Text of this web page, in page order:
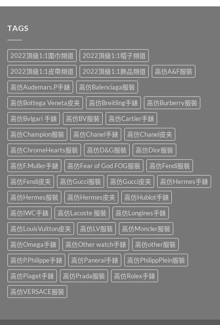
TAGS
2022頂級1:1圍巾頻道
2022頂級1:1帽子頻道
2022頂級1:1皮帶頻道
2022頂級1:1飾品頻道
高仿A&F服裝
高仿Audemars.P手錶
高仿Balenciaga服裝
高仿Bottega Veneta皮夹
高仿Breitling手錶
高仿Burberry服裝
高仿Bvlgari 手錶
高仿BV服裝
高仿Cartier手錶
高仿Champion服裝
高仿Chanel手錶
高仿Chanel皮夹
高仿ChromeHearts服裝
高仿D&G服裝
高仿Dior服裝
高仿F.Muller手錶
高仿Fear of God FOG服裝
高仿Fendi服裝
高仿Fendi皮夹
高仿Gucci服裝 高仿Gucci皮夹
高仿Hermes手錶
高仿Hermes服裝
高仿Hermes皮夹
高仿Hublot手錶
高仿IWC手錶
高仿Lacoste 服裝
高仿Longines手錶
高仿LouisVuitton皮夹
高仿LV服裝
高仿Moncler服裝
高仿Omega手錶
高仿Other watch手錶
高仿other服裝
高仿P.Philippe手錶
高仿Panerai手錶
高仿PhilippPlein服裝
高仿Piaget手錶
高仿Prada服裝
高仿Rolex手錶
高仿VERSACE服裝